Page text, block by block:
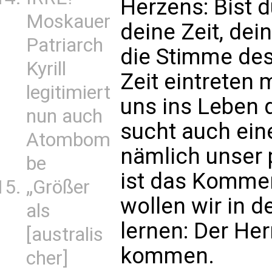
Moskauer
Patriarch
Kyrill
legitimiert
nun auch
Atombom
be
„Größer
als
[australis
cher]
Herzens: Bist
deine Zeit,
die Stimme
Zeit eintreten
uns ins Leben
sucht auch
nämlich unser
ist das
wollen wir in
lernen: Der
kommen.